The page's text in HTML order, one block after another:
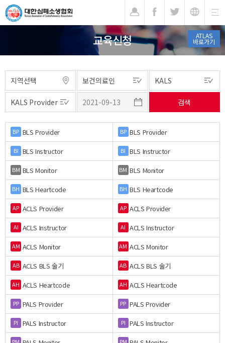
ATLAS
바로가기
교육신청
BP BLS Provider BP BLS Provider
BI BLS Instructor BI BLS Instructor
BM BLS Monitor BM BLS Monitor
BH BLS Heartcode BH BLS Heartcode
AP ACLS Provider AP ACLS Provider
AI ACLS Instructor AI ACLS Instructor
AM ACLS Monitor AM ACLS Monitor
AB ACLS BLS 술기 AB ACLS BLS 술기
AH ACLS Heartcode AH ACLS Heartcode
PP PALS Provider PP PALS Provider
PI PALS Instructor PI PALS Instructor